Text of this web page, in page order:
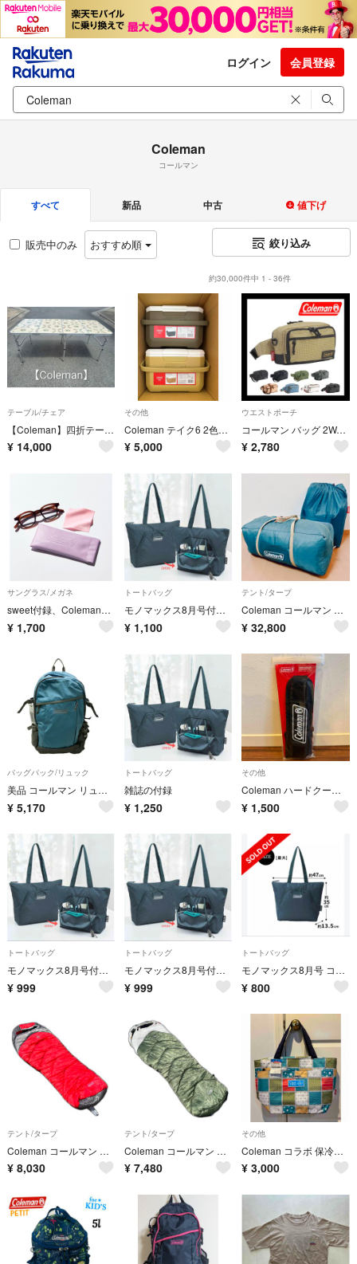
ログイン 会員登録
Coleman
コールマン
すべて 新品 中古 値下げ
販売中のみ おすすめ順 絞り込み
約30,000件中 1 - 36件
テーブル/チェア
【Coleman】四折テーブル8 180×80cm
¥ 14,000
その他
Coleman テイク6 2色セット オリーブ サンド
¥ 5,000
ウエストポーチ
コールマン バッグ 2WAYウエストバッグ ショルダーバッグ ポーチ Coleman ウォーカーポーチ 2L B6 ボディーバッグ
¥ 2,780
サングラス/メガネ
sweet付録、Coleman調光サングラス
¥ 1,700
トートバッグ
モノマックス8月号付録 コールマントートバッグ
¥ 1,100
テント/タープ
Coleman コールマン タフスクリーン2ルームハウス テントシートセット
¥ 32,800
バッグパック/リュック
美品 コールマン リュック メンズ Coleman
¥ 5,170
トートバッグ
雑誌の付録
¥ 1,250
その他
Coleman ハードクーラー用ショルダーベルト クーラーボックス
¥ 1,500
トートバッグ
モノマックス8月号付録 コールマン 多機能ポケット付き トートバッグ
¥ 999
トートバッグ
モノマックス8月号付録 コールマン 多機能ポケット付き トートバッグ
¥ 999
トートバッグ
モノマックス8月号 コールマン トートバッグ 付録
¥ 800
テント/タープ
Coleman コールマン タスマンキャンピングマミー/L-15 2000022267 レッド
¥ 8,030
テント/タープ
Coleman コールマン タスマンキャンピングマミー/L-8 2000038771 オリーブ x サンド
¥ 7,480
その他
Coleman コラボ 保冷トートバッグ 未使用に近い中古
¥ 3,000